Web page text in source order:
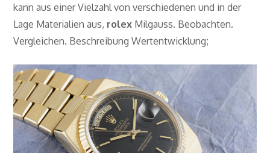
kann aus einer Vielzahl von verschiedenen und in der
Lage Materialien aus, rolex Milgauss. Beobachten.
Vergleichen. Beschreibung Wertentwicklung;